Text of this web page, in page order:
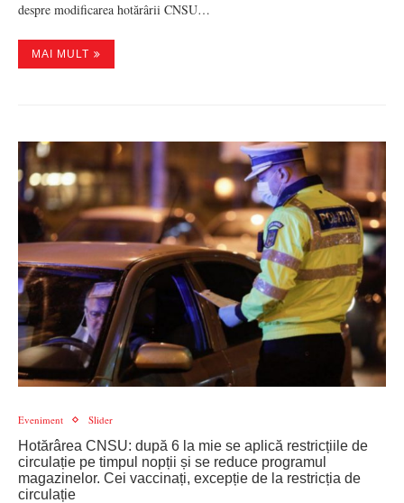
despre modificarea hotărârii CNSU…
MAI MULT
Eveniment Slider
Hotărârea CNSU: după 6 la mie se aplică restricțiile de
circulație pe timpul nopții și se reduce programul
magazinelor. Cei vaccinați, excepție de la restricția de
circulație